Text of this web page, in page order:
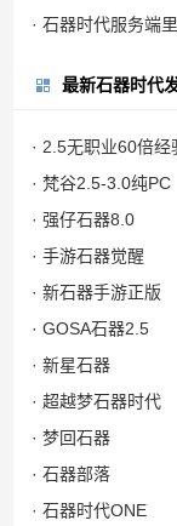
· 石器时代服务端
最新石器时代
· 2.5无职业60倍经
· 梵谷2.5-3.0纯PC
· 强仔石器8.0
· 手游石器觉醒
· 新石器手游正版
· GOSA石器2.5
· 新星石器
· 超越梦石器时代
· 梦回石器
· 石器部落
· 石器时代ONE